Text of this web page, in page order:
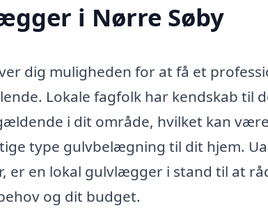
i Nørre Søby
dig muligheden for at få et
Lokale fagfolk har kendskab til
i dit område, hvilket kan
type gulvbelægning til dit hjem.
er en lokal gulvlægger i stand til at
og dit budget.